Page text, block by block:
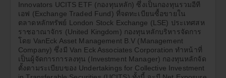
10.
ผู้ลงทุนสามารถตรวจดูข้อมูลที่อาจมีผลกระทบต่อการ
ตัดสินใจลงทุน เช่น การทำธุรกรรมกับบุคคลที่เกี่ยวข้อง
ได้ที่สำนักงานคณะกรรมการ ก.ล.ต. หรือโดยผ่านเครือ
ข่ายอินเตอร์เนตของสำนักงานคณะกรรมการ
ก.ล.ต.(http://www.sec.or.th)
11. เฉพาะกองทุนรวมเพื่อการเลี้ยงชีพและกองทุนรวมหุ้นระยะ
ยาว
Innovators UCITS ETF (กองทุนหลัก) ซึ่งเป็นกองทุนรวมอีที
เอฟ (Exchange Traded Fund) ที่จดทะเบียนซื้อขายใน
ตลาดหลักทรัพย์ London Stock Exchange (LSE) ประเทศสห
ราชอาณาจักร (United Kingdom) กองทุนหลักบริหารจัดการ
โดย VanEck Asset Management B.V (Management
Company) ซึ่งมี Van Eck Associates Corporation ทำหน้าที่
เป็นผู้จัดการการลงทุน (Investment Manager) กองทุนหลักจัด
ตั้งตามระเบียบของ Undertakings for Collective Investment